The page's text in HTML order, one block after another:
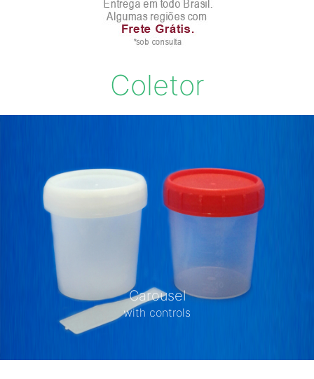
Coletor
Carousel
with controls